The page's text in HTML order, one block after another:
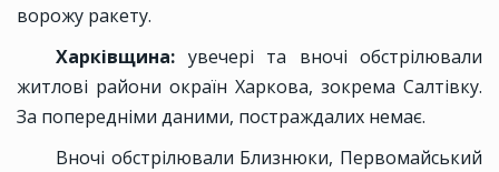
ворожу ракету.
Харківщина: увечері та вночі обстрілювали
житлові райони окраїн Харкова, зокрема Салтівку.
За попередніми даними, постраждалих немає.
Вночі обстрілювали Близнюки, Первомайський